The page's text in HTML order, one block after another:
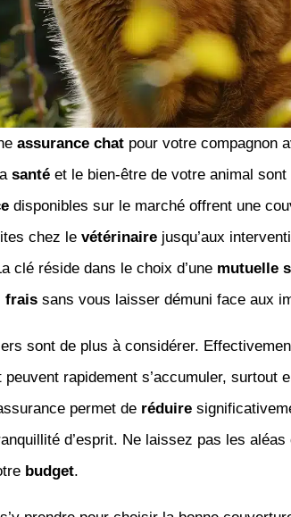
assurance chatpour votre compagnon
santéet le bien-être de votre animal sont
disponibles sur le marché offrent une
chez le vétérinairejusqu’aux
clé réside dans le choix d’une mutuelle
fraissans vous laisser démuni face aux
sont de plus à considérer.
rapidement s’accumuler, surtout
permet de réduire
d’esprit. Ne laissez pas les aléas
budget.